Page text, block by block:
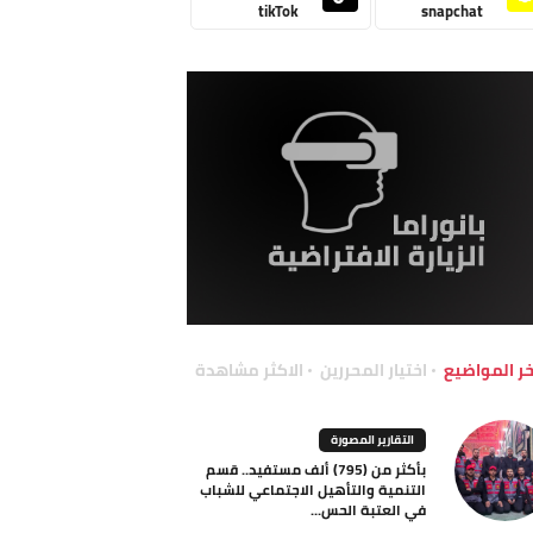
snapchat
tikTok
المواضيع اختيار المحررين الاكثر مشاهدة
التقارير المصورة
بأكثر من (795) ألف مستفيد.. قسم
التنمية والتأهيل الاجتماعي للشباب
في العتبة الحس...